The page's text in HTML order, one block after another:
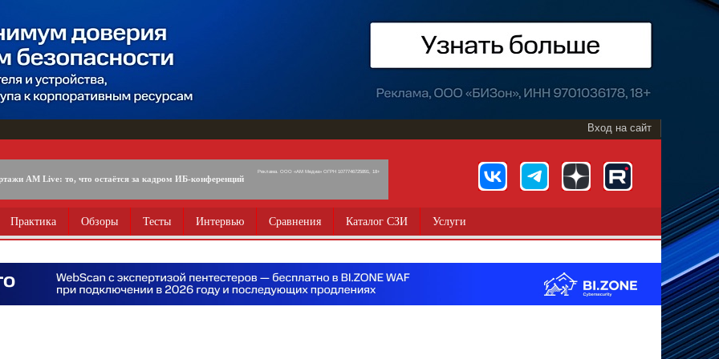
Вход на сайт
AM Live: то, что остаётся за кадром ИБ-конференций
Реклама. ООО «АМ Медиа» ОГРН 1077746725891, 18+
Практика Обзоры Тесты Интервью Сравнения Каталог СЗИ Услуги